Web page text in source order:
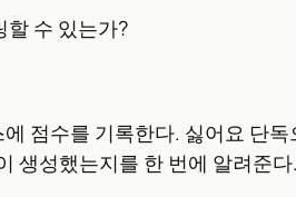
할 수 있는가?
점수를 기록한다. 싫어요 단
생성했는지를 한 번에 알려준다.